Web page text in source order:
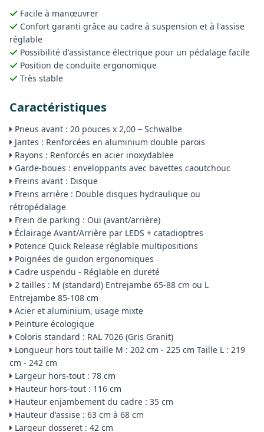
Facile à manœuvrer
Confort garanti grâce au cadre à suspension et à l'assise
réglable
Possibilité d'assistance électrique pour un pédalage facile
Position de conduite ergonomique
Très stable
Caractéristiques
Pneus avant : 20 pouces x 2,00 – Schwalbe
Jantes : Renforcées en aluminium double parois
Rayons : Renforcés en acier inoxydablee
Garde-boues : enveloppants avec bavettes caoutchouc
Freins avant : Disque
Freins arrière : Double disques hydraulique ou
rétropédalage
Frein de parking : Oui (avant/arrière)
Éclairage Avant/Arrière par LEDS + catadioptres
Potence Quick Release réglable multipositions
Poignées de guidon ergonomiques
Cadre uspendu - Réglable en dureté
2 tailles : M (standard) Entrejambe 65-88 cm ou L
Entrejambe 85-108 cm
Acier et aluminium, usage mixte
Peinture écologique
Coloris standard : RAL 7026 (Gris Granit)
Longueur hors tout taille M : 202 cm - 225 cm Taille L : 219
cm - 242 cm
Largeur hors-tout : 78 cm
Hauteur hors-tout : 116 cm
Hauteur enjambement du cadre : 35 cm
Hauteur d'assise : 63 cm à 68 cm
Largeur dosseret : 42 cm